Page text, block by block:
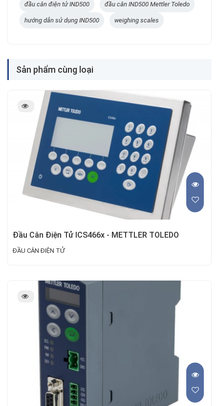
đầu cân điện tử IND500 đầu cân IND500 Mettler Toledo
hướng dẫn sử dụng IND500 weighing scales
Sản phẩm cùng loại
Đầu Cân Điện Tử ICS466x - METTLER TOLEDO
ĐẦU CÂN ĐIỆN TỬ